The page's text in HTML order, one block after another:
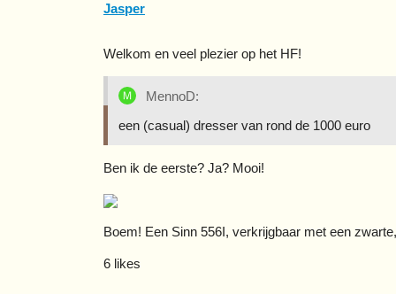
Jasper
Welkom en veel plezier op het HF!
MennoD:
een (casual) dresser van rond de 1000 euro
Ben ik de eerste? Ja? Mooi!
Boem! Een Sinn 556I, verkrijgbaar met een
6 likes